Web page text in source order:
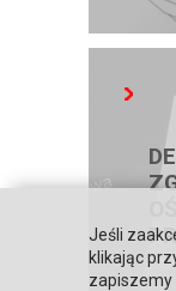
Jeśli
klikając
zapiszemy